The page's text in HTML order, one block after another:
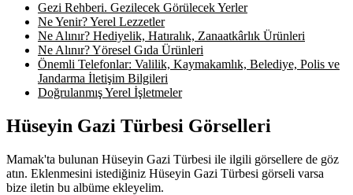
Gezi Rehberi. Gezilecek Görülecek Yerler
Ne Yenir? Yerel Lezzetler
Ne Alınır? Hediyelik, Hatıralık, Zanaatkârlık Ürünleri
Ne Alınır? Yöresel Gıda Ürünleri
Önemli Telefonlar: Valilik, Kaymakamlık, Belediye, Polis ve
Jandarma İletişim Bilgileri
Doğrulanmış Yerel İşletmeler
Hüseyin Gazi Türbesi Görselleri
Mamak'ta bulunan Hüseyin Gazi Türbesi ile ilgili görsellere de göz
atın. Eklenmesini istediğiniz Hüseyin Gazi Türbesi görseli varsa
bize iletin bu albüme ekleyelim.